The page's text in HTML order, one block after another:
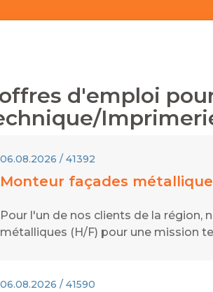
offres d'emploi
06.08.2026 / 41392
Monteur façades
Pour l'un de nos clients de la région,
métalliques (H/F) pour une mission
06.08.2026 / 41590